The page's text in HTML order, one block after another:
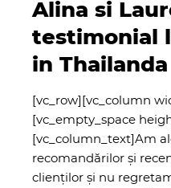
Alina si
testimonial
in
[vc_row][vc_column
[vc_empty_space
[vc_column_text]Am
recomandărilor și
clienților și nu